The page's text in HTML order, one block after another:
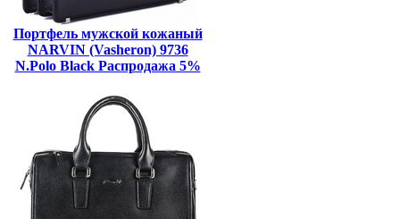
Портфель мужской кожаный
NARVIN (Vasheron) 9736
N.Polo Black Распродажа 5%